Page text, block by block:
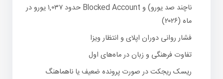
ناچند صد یورو) و Blocked Account حدود ۱,۰۳۷ یورو در
ماه (۲۰۲۶)
فشار روانی دوران اپلای و انتظار ویزا
تفاوت فرهنگی و زبان در ماه‌های اول
ریسک ریجکت در صورت پرونده ضعیف یا ناهماهنگ